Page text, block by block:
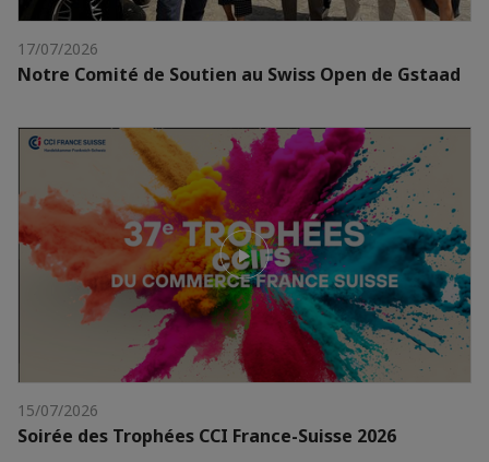
17/07/2026
Notre Comité de Soutien au Swiss Open de Gstaad
15/07/2026
Soirée des Trophées CCI France-Suisse 2026